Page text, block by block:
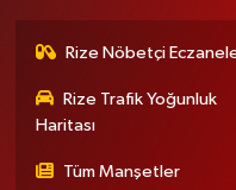
Rize Nöbetçi
Rize Trafik Yoğunluk
Haritası
Tüm Manşetler